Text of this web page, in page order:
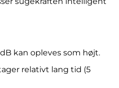
kan opleves som højt.
relativt lang tid (5